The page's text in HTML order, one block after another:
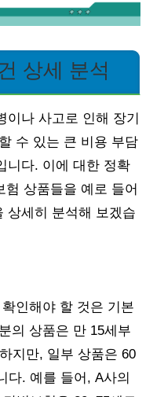
상세 분석
이나 사고로 인해 장기
수 있는 큰 비용 부담
니다. 이에 대한 정확
상품들을 예로 들어
상세히 분석해 보겠습
인해야 할 것은 기본
의 상품은 만 15세부
지만, 일부 상품은 60
다. 예를 들어, A사의